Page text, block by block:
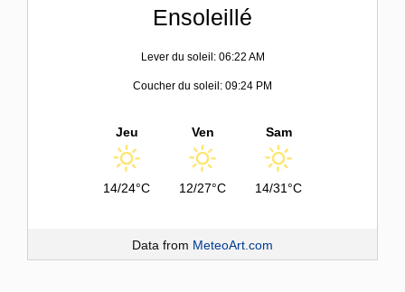
Ensoleillé
Lever du soleil: 06:22 AM
Coucher du soleil: 09:24 PM
Jeu
14/24°C
Ven
12/27°C
Sam
14/31°C
Data from MeteoArt.com